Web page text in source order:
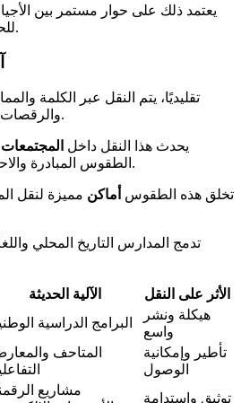
يعتمد ذلك على حوار مستمر بين
الثمين.
تقليديًا، يتم النقل عبر الكلمة
والرقصات والتقنيات الحرفية للشباب.
يحدث هذا النقل داخل المجتمعات
الطقوس المبادرة مركزيًا.
تخلق هذه الطقوس أماكن مميزة لنقل
تدمج المدارس التاريخ المحلي
الآلية الحديثة
الأثر على النقل
البرامج الدراسية
هيكلة ونشر
واسع
المتاحف
تأطير وإمكانية
الوصول
مشاريع
توثيق واستدامة